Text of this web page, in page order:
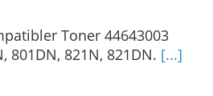
Toner 44643003
801DN, 821N, 821DN. [...]